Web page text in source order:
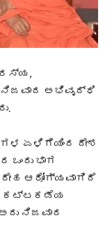
ಅಭಿವೃದ್ಧಿ
ಏಳಿಗೆಯಿಂದ ದೇಶ
ಒಂದು ಭಾಗ
ಆರೋಗ್ಯವಾಗಿದೆ
ಕಟ್ಟಕಡೆಯ
ನಿಜವಾದ